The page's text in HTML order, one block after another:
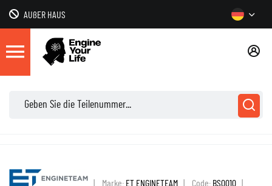
AUßER HAUS
Marke: ET ENGINETEAM Code: BS0010